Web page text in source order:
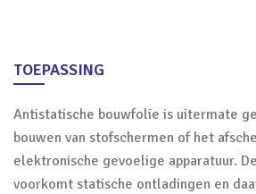
TOEPASSING
Antistatische bouwfolie is uitermate
bouwen van stofschermen of het
elektronische gevoelige apparatuur.
voorkomt statische ontladingen en